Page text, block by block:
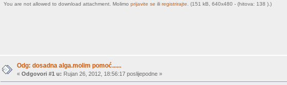
You are not allowed to download attachment. Molimo prijavite se ili registrirajte . (151 kB, 640x480 - (hitova: 138 ).)
Odg: dosadna alga.molim pomoć......
«Odgovori #1 u: Rujan 26, 2012, 18:56:17 poslijepodne »